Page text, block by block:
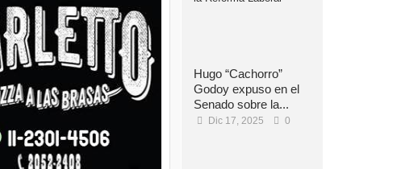
Hugo “Cachorro”
Godoy expuso en el
Senado sobre la...
Dic 17, 2025 0